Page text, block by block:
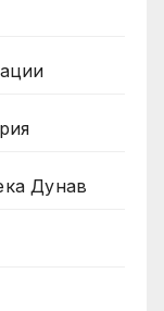
Дунав